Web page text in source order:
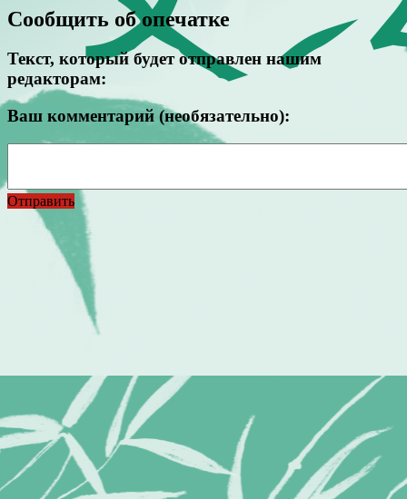
Сообщить об опечатке
Текст, который будет отправлен нашим
редакторам:
Ваш комментарий (необязательно):
Отправить